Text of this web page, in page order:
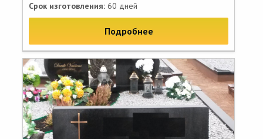
Срок изготовления: 60 дней
Подробнее